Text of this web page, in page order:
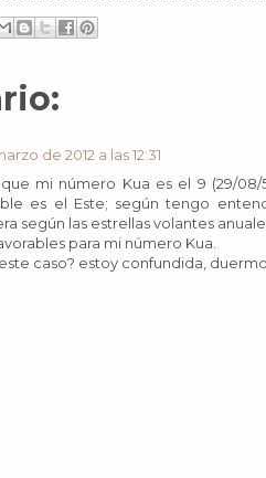
de 2012 a las 12:31
mi número Kua es el 9 (29/
es el Este; según tengo
según las estrellas volantes
para mi número Kua.
caso? estoy confundida,